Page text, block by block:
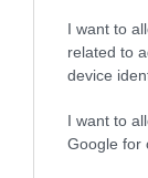
I want to
related to
device
I want to
Google for